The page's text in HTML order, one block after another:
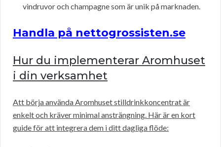
vindruvor och champagne som är unik på marknaden.
Handla på nettogrossisten.se
Hur du implementerar Aromhuset
i din verksamhet
Att börja använda Aromhuset stilldrinkkoncentrat är
enkelt och kräver minimal ansträngning. Här är en kort
guide för att integrera dem i ditt dagliga flöde: